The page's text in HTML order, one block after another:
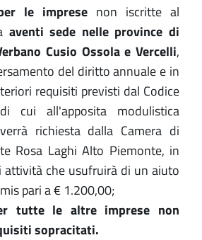
le imprese non iscritte al
aventi sede nelle province di
Cusio Ossola e Vercelli,
del diritto annuale e in
requisiti previsti dal Codice
cui all'apposita modulistica
richiesta dalla Camera di
Rosa Laghi Alto Piemonte, in
che usufruirà di un aiuto
pari a € 1.200,00;
tutte le altre imprese non
sopracitati.